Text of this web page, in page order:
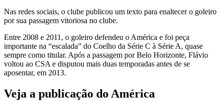
Nas redes sociais, o clube publicou um texto para enaltecer o goleiro
por sua passagem vitoriosa no clube.
Entre 2008 e 2011, o goleiro defendeu o América e foi peça
importante na “escalada” do Coelho da Série C à Série A, quase
sempre como titular. Após a passagem por Belo Horizonte, Flávio
voltou ao CSA e disputou mais duas temporadas antes de se
aposentar, em 2013.
Veja a publicação do América